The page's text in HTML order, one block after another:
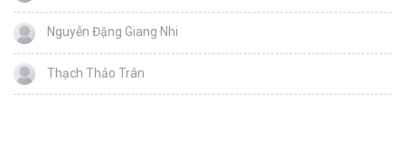
Nguyễn Đặng Giang Nhi
Thạch Thảo Trân